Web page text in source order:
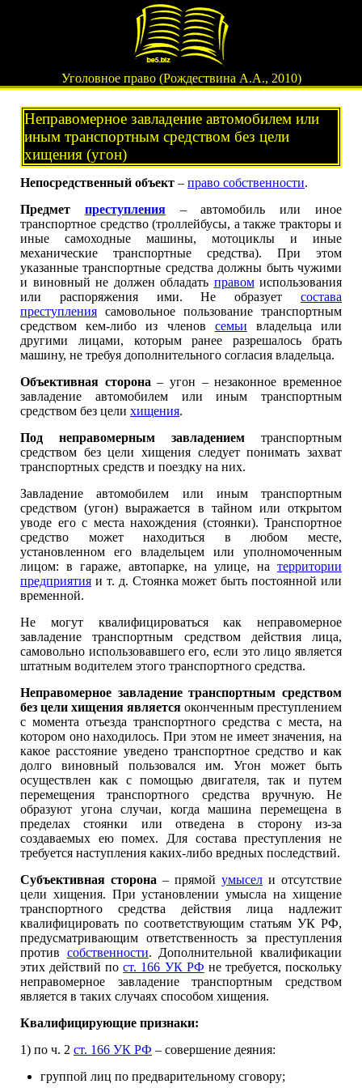
Уголовное право (Рождествина А.А., 2010)
Неправомерное завладение автомобилем или
иным транспортным средством без цели
хищения (угон)
Непосредственный объект – право собственности.
Предмет преступления– автомобиль или иное
транспортное средство (троллейбусы, а также тракторы и
иные самоходные машины, мотоциклы и иные
механические транспортные средства). При этом
указанные транспортные средства должны быть чужими
и виновный не должен обладать правомиспользования
или распоряжения ими. Не образует состава
преступления самовольное пользование транспортным
средством кем-либо из членов семьи владельца или
другими лицами, которым ранее разрешалось брать
машину, не требуя дополнительного согласия владельца.
Объективная сторона – угон – незаконное временное
завладение автомобилем или иным транспортным
средством без цели хищения.
Под неправомерным завладением транспортным
средством без цели хищения следует понимать захват
транспортных средств и поездку на них.
Завладение автомобилем или иным транспортным
средством (угон) выражается в тайном или открытом
уводе его с места нахождения (стоянки). Транспортное
средство может находиться в любом месте,
установленном его владельцем или уполномоченным
лицом: в гараже, автопарке, на улице, на территории
предприятия и т. д. Стоянка может быть постоянной или
временной.
Не могут квалифицироваться как неправомерное
завладение транспортным средством действия лица,
самовольно использовавшего его, если это лицо является
штатным водителем этого транспортного средства.
Неправомерное завладение транспортным средством
без цели хищения является оконченным преступлением
с момента отъезда транспортного средства с места, на
котором оно находилось. При этом не имеет значения, на
какое расстояние уведено транспортное средство и как
долго виновный пользовался им. Угон может быть
осуществлен как с помощью двигателя, так и путем
перемещения транспортного средства вручную. Не
образуют угона случаи, когда машина перемещена в
пределах стоянки или отведена в сторону из-за
создаваемых ею помех. Для состава преступления не
требуется наступления каких-либо вредных последствий.
Субъективная сторона – прямой умысел и отсутствие
цели хищения. При установлении умысла на хищение
транспортного средства действия лица надлежит
квалифицировать по соответствующим статьям УК РФ,
предусматривающим ответственность за преступления
против собственности. Дополнительной квалификации
этих действий пост. 166 УК РФ не требуется, поскольку
неправомерное завладение транспортным средством
является в таких случаях способом хищения.
Квалифицирующие признаки:
1) по ч. 2 ст. 166 УК РФ – совершение деяния:
группой лиц по предварительному сговору;